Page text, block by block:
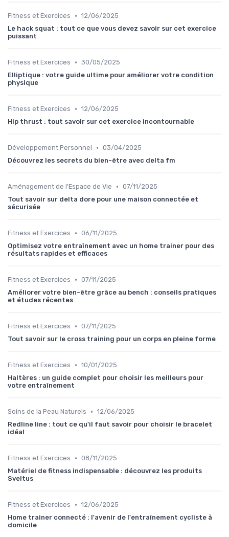
Fitness et Exercices • 12/06/2025
Le hack squat : tout ce que vous devez savoir sur cet exercice
puissant
Fitness et Exercices • 30/05/2025
Elliptique : votre guide ultime pour améliorer votre condition
physique
Fitness et Exercices • 12/06/2025
Hip thrust : tout savoir sur cet exercice incontournable
Développement Personnel • 03/04/2025
Découvrez les secrets du bien-être avec delta fm
Aménagement de l'Espace de Vie • 07/11/2025
Tout savoir sur delta dore pour une maison connectée et
sécurisée
Fitness et Exercices • 06/11/2025
Optimisez votre entraînement avec un home trainer pour des
résultats rapides et efficaces
Fitness et Exercices • 07/11/2025
Améliorer votre bien-être grâce au bench : conseils pratiques
et études récentes
Fitness et Exercices • 07/11/2025
Tout savoir sur le cross training pour un corps en pleine forme
Fitness et Exercices • 10/01/2025
Haltères : un guide complet pour choisir les meilleurs pour
votre entraînement
Soins de la Peau Naturels • 12/06/2025
Redline line : tout ce qu'il faut savoir pour choisir le bracelet
idéal
Fitness et Exercices • 08/11/2025
Matériel de fitness indispensable : découvrez les produits
Sveltus
Fitness et Exercices • 12/06/2025
Home trainer connecté : l'avenir de l'entraînement cycliste à
domicile